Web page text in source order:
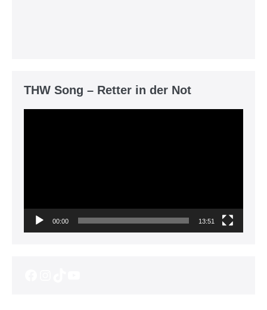
THW Song – Retter in der Not
00:00 13:51